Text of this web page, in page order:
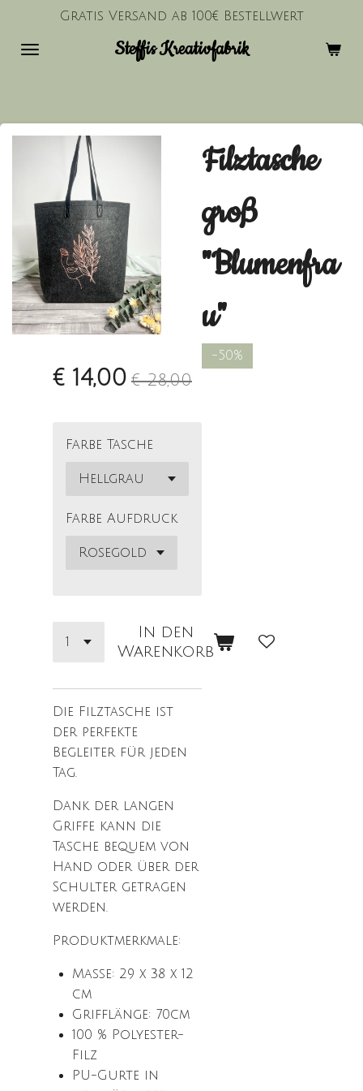
springen
Steffis Kreativfabrik
Gratis Versand ab 100€ Bestellwert
Filztasche
groß
"Blumenfra
u"
-50%
€ 14,00 € 28,00
Farbe Tasche
Farbe Aufdruck
In den
Warenkorb
Die Filztasche ist
der perfekte
Begleiter für jeden
Tag.
Dank der langen
Griffe kann die
Tasche bequem von
Hand oder über der
Schulter getragen
werden.
Produktmerkmale:
Maße: 29 x 38 x 12
cm
Grifflänge: 70cm
100 % Polyester-
Filz
PU-Gurte in